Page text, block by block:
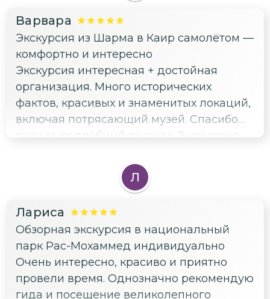
Варвара
Экскурсия из Шарма в Каир самолётом —
комфортно и интересно
Экскурсия интересная + достойная
организация. Много исторических
фактов, красивых и знаменитых локаций,
включая потрясающий музей. Спасибо
гиду за подробный рассказ. Экскурсию
топовые места Египта за 1 день
Л
Лариса
Обзорная экскурсия в национальный
парк Рас-Мохаммед индивидуально
Очень интересно, красиво и приятно
провели время. Однозначно рекомендую
гида и посещение великолепного